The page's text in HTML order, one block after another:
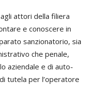
attori della filiera
e conoscere in
sanzionatorio, sia
che penale,
aziendale e di auto-
tutela per l’operatore